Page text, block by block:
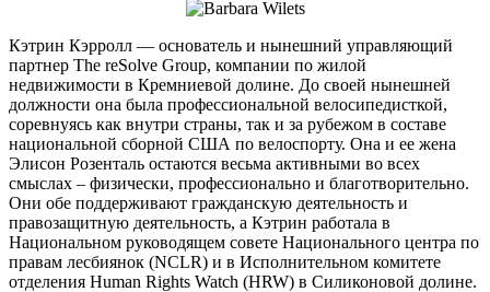
Кэтрин Кэрролл — основатель и нынешний управляющий
партнер The reSolve Group, компании по жилой
недвижимости в Кремниевой долине. До своей нынешней
должности она была профессиональной велосипедисткой,
соревнуясь как внутри страны, так и за рубежом в составе
национальной сборной США по велоспорту. Она и ее жена
Элисон Розенталь остаются весьма активными во всех
смыслах – физически, профессионально и благотворительно.
Они обе поддерживают гражданскую деятельность и
правозащитную деятельность, а Кэтрин работала в
Национальном руководящем совете Национального центра по
правам лесбиянок (NCLR) и в Исполнительном комитете
отделения Human Rights Watch (HRW) в Силиконовой долине.